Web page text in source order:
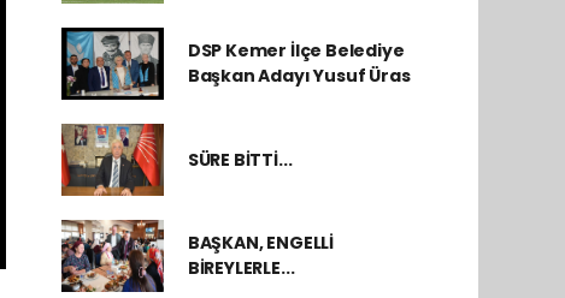
DSP Kemer İlçe Belediye
Başkan Adayı Yusuf Üras
SÜRE BİTTİ...
BAŞKAN, ENGELLİ
BİREYLERLE...